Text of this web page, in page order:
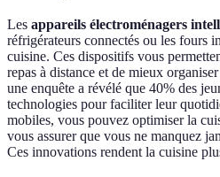
Les appareils électroménagers
réfrigérateurs connectés ou les fours
cuisine. Ces dispositifs vous
repas à distance et de mieux
une enquête a révélé que 40% des
technologies pour faciliter leur
mobiles, vous pouvez optimiser la
vous assurer que vous ne manquez
Ces innovations rendent la cuisine